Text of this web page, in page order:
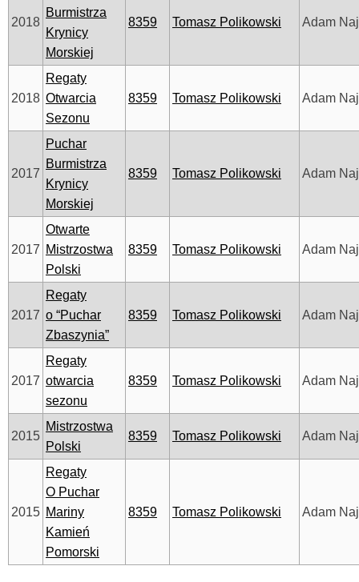
2018
Burmistrza
Krynicy
Morskiej
8359 Tomasz Polikowski Adam
2018
Regaty
Otwarcia
Sezonu
8359 Tomasz Polikowski Adam
2017
Puchar
Burmistrza
Krynicy
Morskiej
8359 Tomasz Polikowski Adam
2017
Otwarte
Mistrzostwa
Polski
8359 Tomasz Polikowski Adam
2017
Regaty
o “Puchar
Zbaszynia”
8359 Tomasz Polikowski Adam
2017
Regaty
otwarcia
sezonu
8359 Tomasz Polikowski Adam
2015
Mistrzostwa
Polski
8359 Tomasz Polikowski Adam
2015
Regaty
O Puchar
Mariny
Kamień
Pomorski
8359 Tomasz Polikowski Adam